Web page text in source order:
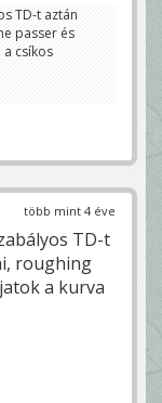
TD-t aztán
passer és
csíkos
több mint 4 éve
TD-t
roughing
a kurva